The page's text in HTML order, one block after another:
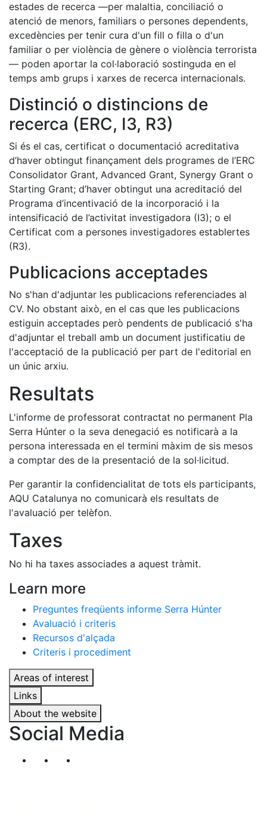
estades de recerca —per malaltia, conciliació o
atenció de menors, familiars o persones dependents,
excedències per tenir cura d'un fill o filla o d'un
familiar o per violència de gènere o violència terrorista
— poden aportar la col·laboració sostinguda en el
temps amb grups i xarxes de recerca internacionals.
Distinció o distincions de
recerca (ERC, I3, R3)
Si és el cas, certificat o documentació acreditativa
d’haver obtingut finançament dels programes de l’ERC
Consolidator Grant, Advanced Grant, Synergy Grant o
Starting Grant; d’haver obtingut una acreditació del
Programa d’incentivació de la incorporació i la
intensificació de l’activitat investigadora (I3); o el
Certificat com a persones investigadores establertes
(R3).
Publicacions acceptades
No s'han d'adjuntar les publicacions referenciades al
CV. No obstant això, en el cas que les publicacions
estiguin acceptades però pendents de publicació s'ha
d'adjuntar el treball amb un document justificatiu de
l'acceptació de la publicació per part de l'editorial en
un únic arxiu.
Resultats
L'informe de professorat contractat no permanent Pla
Serra Húnter o la seva denegació es notificarà a la
persona interessada en el termini màxim de sis mesos
a comptar des de la presentació de la sol·licitud.
Per garantir la confidencialitat de tots els participants,
AQU Catalunya no comunicarà els resultats de
l'avaluació per telèfon.
Taxes
No hi ha taxes associades a aquest tràmit.
Learn more
Preguntes freqüents informe Serra Húnter
Avaluació i criteris
Recursos d'alçada
Criteris i procediment
Areas of interest
Links
About the website
Social Media
Segueix-nos al nostre canal de Twitter